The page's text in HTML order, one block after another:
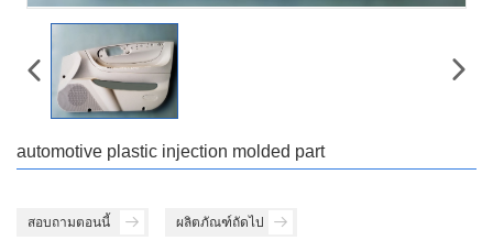
automotive plastic injection molded part
สอบถามตอนนี้ ผลิตภัณฑ์ถัดไป